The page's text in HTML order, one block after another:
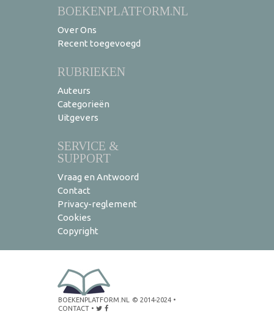
BOEKENPLATFORM.NL
Over Ons
Recent toegevoegd
RUBRIEKEN
Auteurs
Categorieën
Uitgevers
SERVICE &
SUPPORT
Vraag en Antwoord
Contact
Privacy-reglement
Cookies
Copyright
BOEKENPLATFORM.NL © 2014-2024 •
CONTACT •